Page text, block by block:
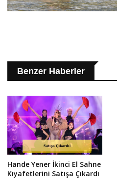
Benzer Haberler
Hande Yener İkinci El Sahne
Kıyafetlerini Satışa Çıkardı